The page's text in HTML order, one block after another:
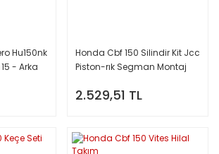
Hu150nk
- Arka
Honda Cbf 150 Silindir Kit Jcc
Piston-rık Segman Montaj
2.529,51 TL